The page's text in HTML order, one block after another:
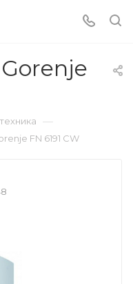
—
FN 6191 CW